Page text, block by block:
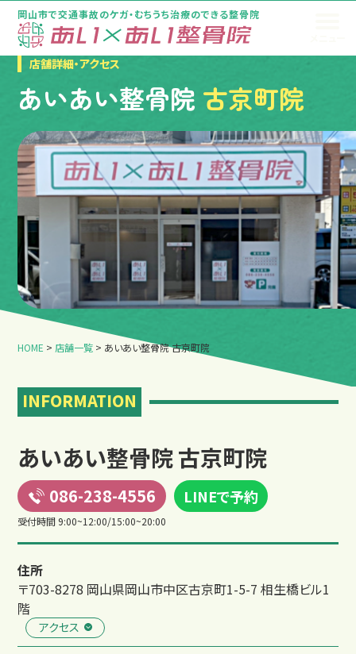
岡山市で交通事故のケガ・むちうち治療のできる整骨院
トップページ
店舗詳細・アクセス
あいあい整骨院 古京町院
HOME > 店舗一覧 > あいあい整骨院 古京町院
INFORMATION
あいあい整骨院 古京町院
086-238-4556
受付時間 9:00~12:00/15:00~20:00
LINEで予約
住所
〒703-8278 岡山県岡山市中区古京町1-5-7 相生橋ビル1
階
アクセス